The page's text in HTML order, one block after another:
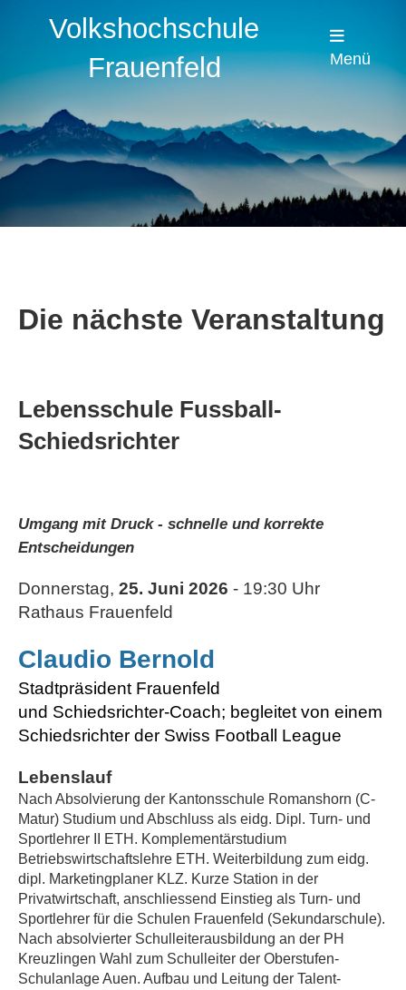
Volkshochschule
Frauenfeld
Menü
Die nächste Veranstaltung
Lebensschule Fussball-
Schiedsrichter
Umgang mit Druck - schnelle und korrekte
Entscheidungen
Donnerstag, 25. Juni 2026 - 19:30 Uhr
Rathaus Frauenfeld
Claudio Bernold
Stadtpräsident Frauenfeld
und Schiedsrichter-Coach; begleitet von einem
Schiedsrichter der Swiss Football League
Lebenslauf
Nach Absolvierung der Kantonsschule Romanshorn (C-
Matur) Studium und Abschluss als eidg. Dipl. Turn- und
Sportlehrer II ETH. Komplementärstudium
Betriebswirtschaftslehre ETH. Weiterbildung zum eidg.
dipl. Marketingplaner KLZ. Kurze Station in der
Privatwirtschaft, anschliessend Einstieg als Turn- und
Sportlehrer für die Schulen Frauenfeld (Sekundarschule).
Nach absolvierter Schulleiterausbildung an der PH
Kreuzlingen Wahl zum Schulleiter der Oberstufen-
Schulanlage Auen. Aufbau und Leitung der Talent-